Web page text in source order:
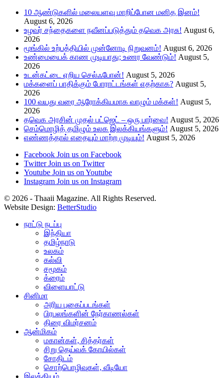
10 ஆண்டுகளில் மலையளவு மாறிப்போன மனித இனம்!
August 6, 2026
உழவர் சந்தைகளை நவீனப்படுத்தும் தவெக அரசு! August 6,
2026
மூங்கில் உற்பத்தியில் முன்னோடி நிறுவனம்! August 6, 2026
உண்மையைக் காண முடியாது; உணர வேண்டும்! August 5,
2026
உடன்கட்டை ஏறிய செல்ஃபோன்! August 5, 2026
மக்களைப் பாதிக்கும் போராட்டங்கள் எதற்காக? August 5,
2026
100 வயது வரை ஆரோக்கியமாக வாழும் மக்கள்! August 5,
2026
தவெக அரசின் முதல் பட்ஜெட் – ஒரு பார்வை! August 5, 2026
செம்மொழித் தமிழும் உலக இலக்கியங்களும்! August 5, 2026
எண்ணத்தால் எதையும் மாற்ற முடியும்! August 5, 2026
Facebook Join us on Facebook
Twitter Join us on Twitter
Youtube Join us on Youtube
Instagram Join us on Instagram
© 2026 - Thaaii Magazine. All Rights Reserved.
Website Design: BetterStudio
நாட்டு நடப்பு
இந்தியா
தமிழ்நாடு
உலகம்
கல்வி
சமூகம்
க்ரைம்
விளையாட்டு
சினிமா
அரிய புகைப்படங்கள்
பிரபலங்களின் நேர்காணல்கள்
திரை விமர்சனம்
ஆன்மிகம்
மகான்கள், சித்தர்கள்
சிறு தெய்வக் கோயில்கள்
சோதிடம்
சொற்பொழிவுகள், வீடியோ
இலக்கியம்